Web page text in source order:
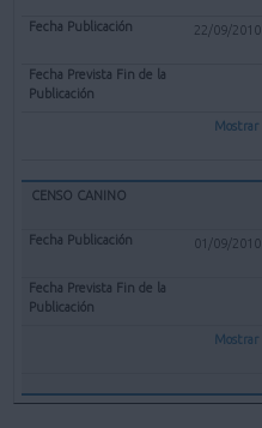
22/09/2010
Mostrar
CENSO CANINO
01/09/2010
Mostrar